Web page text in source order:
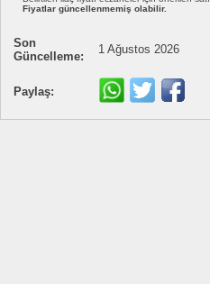
Fiyatlar güncellenmemiş olabilir.
Son
Güncelleme:
1 Ağustos 2026
Paylaş: